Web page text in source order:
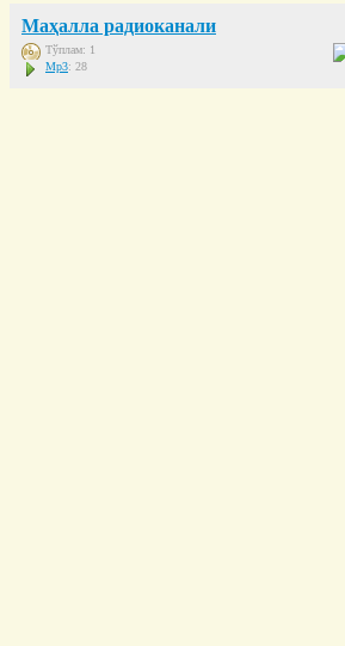
Маҳалла радиоканали
Тўплам: 1
Mp3: 28